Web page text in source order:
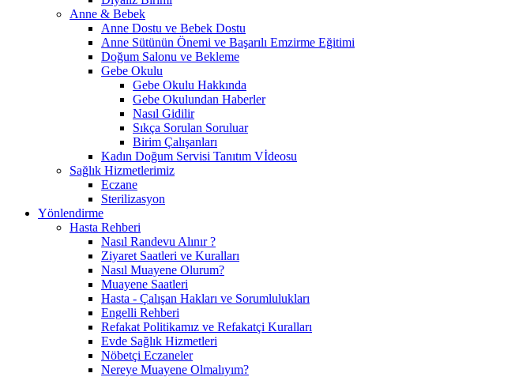
Anne & Bebek
Anne Dostu ve Bebek Dostu
Anne Sütünün Önemi ve Başarılı Emzirme Eğitimi
Doğum Salonu ve Bekleme
Gebe Okulu
Gebe Okulu Hakkında
Gebe Okulundan Haberler
Nasıl Gidilir
Sıkça Sorulan Soruluar
Birim Çalışanları
Kadın Doğum Servisi Tanıtım Vİdeosu
Sağlık Hizmetlerimiz
Eczane
Sterilizasyon
Yönlendirme
Hasta Rehberi
Nasıl Randevu Alınır ?
Ziyaret Saatleri ve Kuralları
Nasıl Muayene Olurum?
Muayene Saatleri
Hasta - Çalışan Hakları ve Sorumlulukları
Engelli Rehberi
Refakat Politikamız ve Refakatçi Kuralları
Evde Sağlık Hizmetleri
Nöbetçi Eczaneler
Nereye Muayene Olmalıyım?